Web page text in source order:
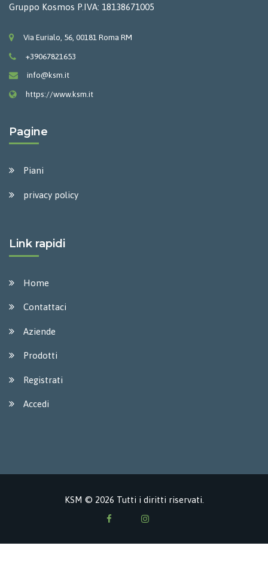
Gruppo Kosmos P.IVA: 18138671005
Via Eurialo, 56, 00181 Roma RM
+39067821653
info@ksm.it
https://www.ksm.it
Pagine
Piani
privacy policy
Link rapidi
Home
Contattaci
Aziende
Prodotti
Registrati
Accedi
KSM © 2026 Tutti i diritti riservati.